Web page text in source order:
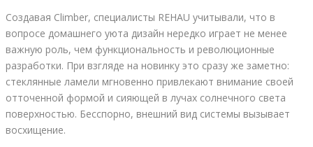
Создавая Climber, специалисты REHAU учитывали, что в
вопросе домашнего уюта дизайн нередко играет не менее
важную роль, чем функциональность и революционные
разработки. При взгляде на новинку это сразу же заметно:
стеклянные ламели мгновенно привлекают внимание своей
отточенной формой и сияющей в лучах солнечного света
поверхностью. Бесспорно, внешний вид системы вызывает
восхищение.